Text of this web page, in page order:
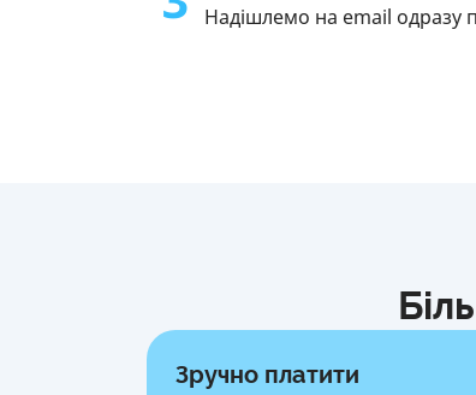
Надішлемо на email одразу
Зручно платити